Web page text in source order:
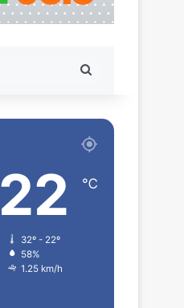
22 ℃
32º - 22º
58%
1.25 km/h